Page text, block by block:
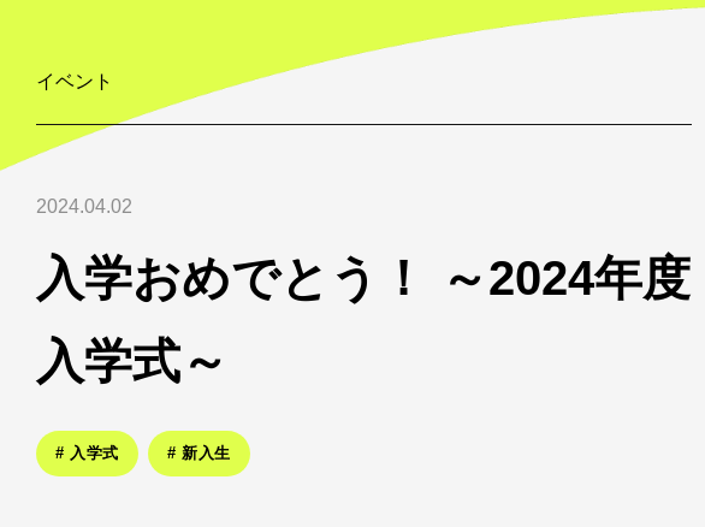
イベント
2024.04.02
入学おめでとう！ ～2024年度
入学式～
# 入学式 # 新入生